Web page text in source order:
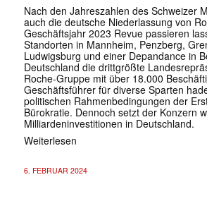
Nach den Jahreszahlen des Schweizer
auch die deutsche Niederlassung von
Geschäftsjahr 2023 Revue passieren
Standorten in Mannheim, Penzberg,
Ludwigsburg und einer Depandance in
Deutschland die drittgrößte
Roche-Gruppe mit über 18.000
Geschäftsführer für diverse Sparten
politischen Rahmenbedingungen der
Bürokratie. Dennoch setzt der Konzern
Milliardeninvestitionen in Deutschland.
Weiterlesen
6. FEBRUAR 2024